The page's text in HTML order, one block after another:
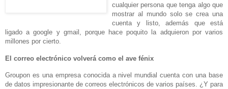
cualquier persona que tenga algo que
mostrar al mundo solo se crea una
cuenta y listo, además que está
ligado a google y gmail, porque hace poquito la adquieron por varios
millones por cierto.
El correo electrónico volverá como el ave fénix
Groupon es una empresa conocida a nivel mundial cuenta con una base
de datos impresionante de correos electrónicos de varios países. ¿Y para